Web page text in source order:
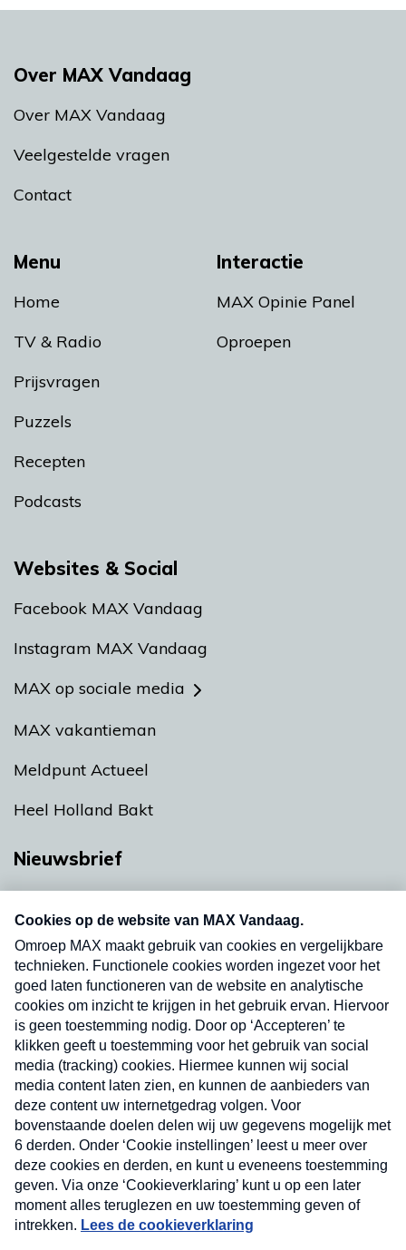
Menu
Home
TV & Radio
Prijsvragen
Puzzels
Recepten
Podcasts
Interactie
MAX Opinie Panel
Oproepen
Over MAX Vandaag
Over MAX Vandaag
Veelgestelde vragen
Contact
Websites & Social
Facebook MAX Vandaag
Instagram MAX Vandaag
MAX op sociale media
MAX vakantieman
Meldpunt Actueel
Heel Holland Bakt
Nieuwsbrief
Neem hier een gratis abonnement op onze
nieuwsbrief. Elke vrijdag- en dinsdagochtend in
uw mailbox.
Verzend
Nieuwsbrief
Neem hier een gratis abonnement op onze
nieuwsbrief. Elke vrijdag- en dinsdagochtend in uw